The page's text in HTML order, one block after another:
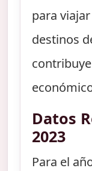
para
destinos
Datos
2023
Para el